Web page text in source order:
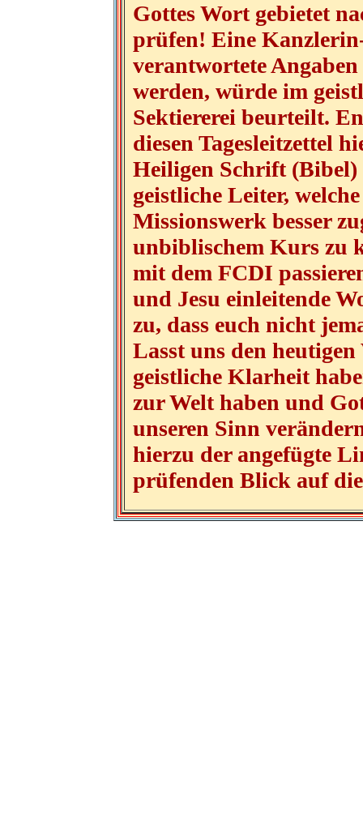
Gottes Wort gebietet
prüfen! Eine
verantwortete
werden, würde im
Sektiererei beurteilt.
diesen Tagesleitzettel
Heiligen Schrift (Bibel)
geistliche Leiter,
Missionswerk besser
unbiblischem Kurs zu
mit dem FCDI
und Jesu einleitende
zu, dass euch nicht
Lasst uns den
geistliche Klarheit
zur Welt haben und
unseren Sinn
hierzu der angefügte
prüfenden Blick auf